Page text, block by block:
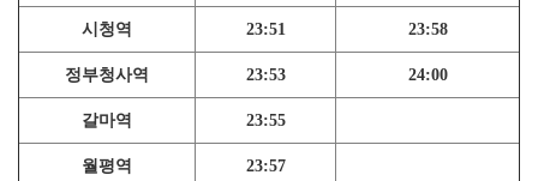
시청역 23:51 23:58
정부청사역 23:53 24:00
갈마역 23:55
월평역 23:57